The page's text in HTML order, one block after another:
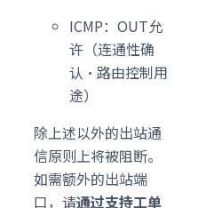
ICMP：OUT允
许（连通性确
认・路由控制用
途）
除上述以外的出站通
信原则上将被阻断。
如需额外的出站端
口，请通过支持工单